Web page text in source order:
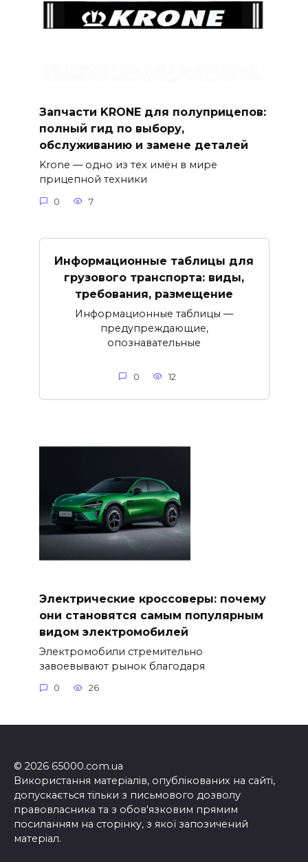
Запчасти KRONE для полуприцепов:
полный гид по выбору,
обслуживанию и замене деталей
Krone — одно из тех имён в мире
прицепной техники
0 7
Информационные таблицы для
грузового транспорта: виды,
требования, размещение
Информационные таблицы —
предупреждающие,
опознавательные
0 12
Электрические кроссоверы: почему
они становятся самым популярным
видом электромобилей
Электромобили стремительно
завоевывают рынок благодаря
0 26
© 2026 65000.com.ua
Використання матеріалів, опублікованих на сайті,
допускається тільки з письмового дозволу
правовласника та з обов'язковим прямим
посиланням на сторінку, з якої запозичений
матеріал.